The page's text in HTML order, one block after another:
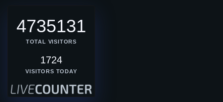
4735131
TOTAL VISITORS
1724
VISITORS TODAY